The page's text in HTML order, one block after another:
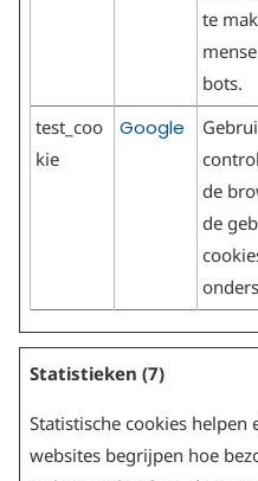
te
bots.
test_coo
kie
Google
de
de
Statistieken (7)
Statistische cookies helpen
websites begrijpen hoe